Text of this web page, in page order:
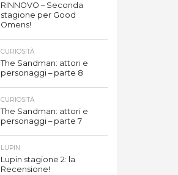
RINNOVO – Seconda
stagione per Good
Omens!
CURIOSITÀ
The Sandman: attori e
personaggi – parte 8
CURIOSITÀ
The Sandman: attori e
personaggi – parte 7
LUPIN
Lupin stagione 2: la
Recensione!